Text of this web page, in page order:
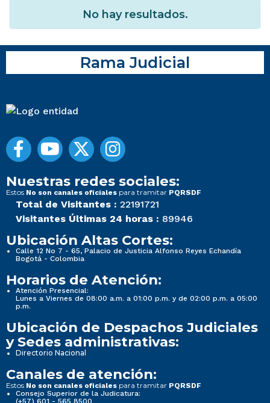
No hay resultados.
Rama Judicial
Nuestras redes sociales:
Estos No son canales oficiales para tramitar PQRSDF
Total de Visitantes : 22191721
Visitantes Últimas 24 horas : 89946
Ubicación Altas Cortes:
Calle 12 No 7 - 65, Palacio de Justicia Alfonso Reyes Echandía
Bogotá - Colombia
Horarios de Atención:
Atención Presencial:
Lunes a Viernes de 08:00 a.m. a 01:00 p.m. y de 02:00 p.m. a 05:00
p.m.
Ubicación de Despachos Judiciales
y Sedes administrativas:
Directorio Nacional
Canales de atención:
Estos No son canales oficiales para tramitar PQRSDF
Consejo Superior de la Judicatura:
(+57) 601 - 565 8500